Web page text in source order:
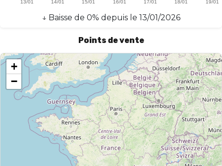
↓ Baisse de 0% depuis le 13/01/2026
Points de vente
+
−